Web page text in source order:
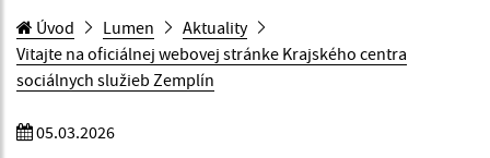
Úvod Lumen
Aktuality
Vitajte na oficiálnej webovej stránke Krajského centra
sociálnych služieb Zemplín
05.03.2026